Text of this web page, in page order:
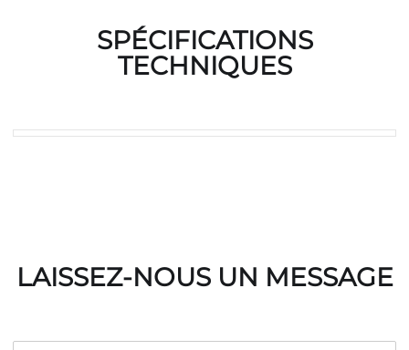
SPÉCIFICATIONS
TECHNIQUES
LAISSEZ-NOUS UN MESSAGE